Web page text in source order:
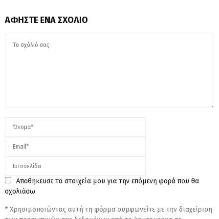
ΑΦΉΣΤΕ ΈΝΑ ΣΧΌΛΙΟ
Αποθήκευσε τα στοιχεία μου για την επόμενη φορά που θα
σχολιάσω
* Χρησιμοποιώντας αυτή τη φόρμα συμφωνείτε με την διαχείριση